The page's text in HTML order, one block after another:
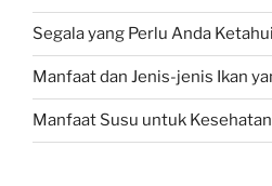
Segala yang Perlu Anda
Manfaat dan Jenis-jenis Ikan
Manfaat Susu untuk